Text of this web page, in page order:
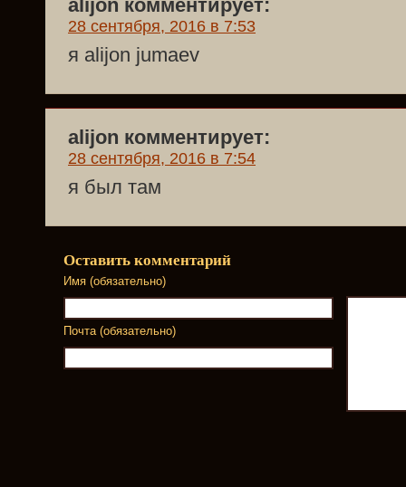
alijon комментирует:
28 сентября, 2016 в 7:53
я alijon jumaev
alijon комментирует:
28 сентября, 2016 в 7:54
я был там
Оставить комментарий
Имя (обязательно)
Почта (обязательно)